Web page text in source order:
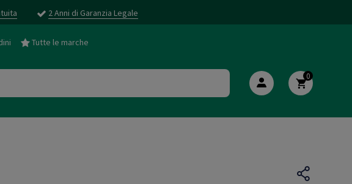
2 Anni di Garanzia Legale
Tutte le marche
0